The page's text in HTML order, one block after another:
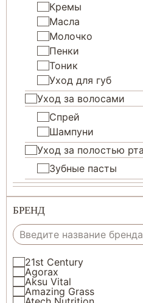
Кремы
Масла
Молочко
Пенки
Тоник
Уход для губ
Уход за волосами
Спрей
Шампуни
Уход за полостью рта
Зубные пасты
БРЕНД
21st Century
Agorax
Aksu Vital
Amazing Grass